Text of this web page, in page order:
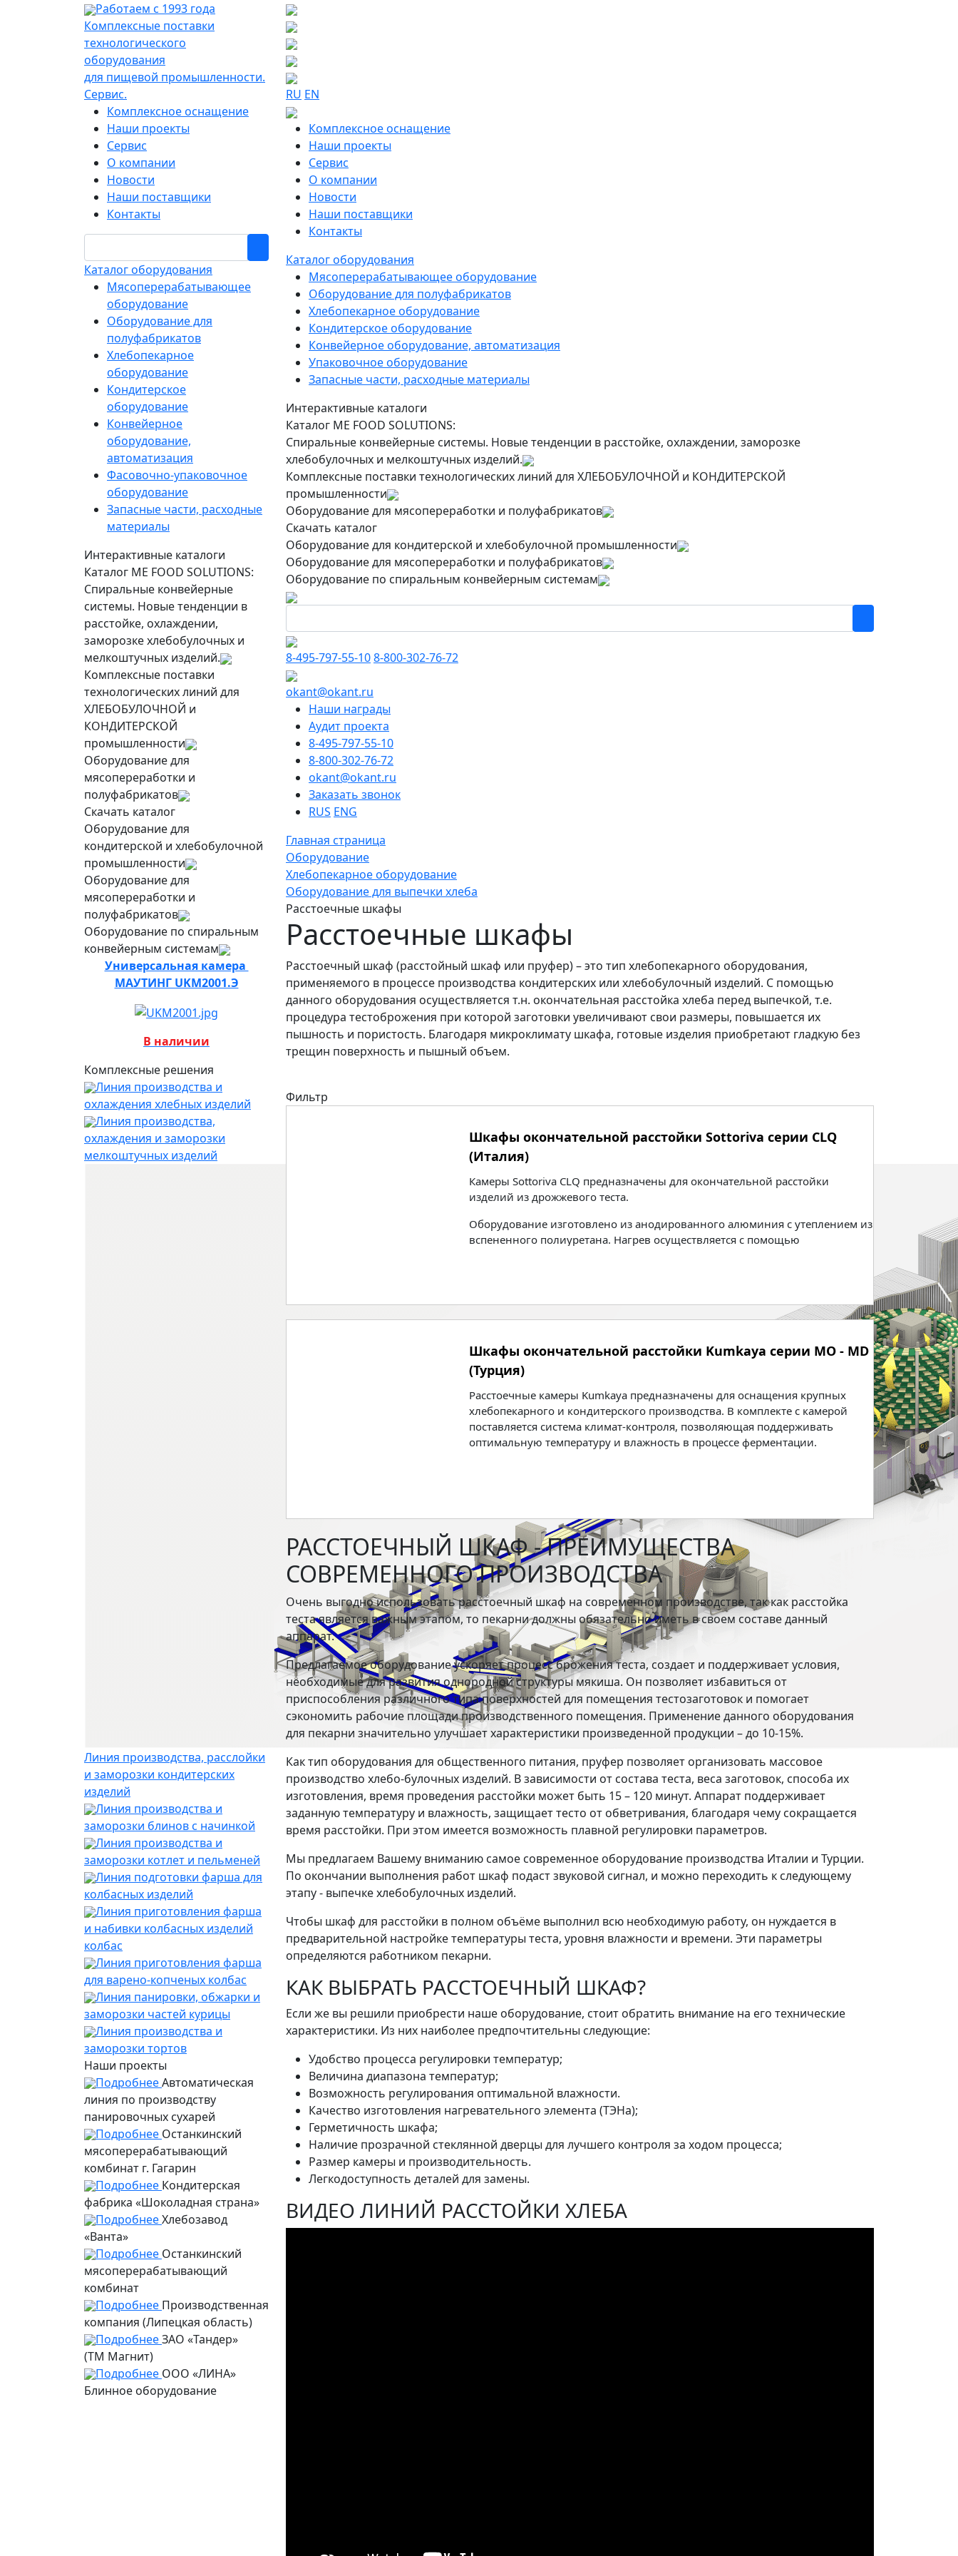
Работаем с 1993 года
Комплексные поставки
технологического
оборудования
для пищевой промышленности.
Сервис.
Комплексное оснащение
Наши проекты
Сервис
О компании
Новости
Наши поставщики
Контакты
Каталог оборудования
Мясоперерабатывающее
оборудование
Оборудование для
полуфабрикатов
Хлебопекарное
оборудование
Кондитерское
оборудование
Конвейерное
оборудование,
автоматизация
Фасовочно-упаковочное
оборудование
Запасные части, расходные
материалы
Интерактивные каталоги
Каталог ME FOOD SOLUTIONS:
Спиральные конвейерные
системы. Новые тенденции в
расстойке, охлаждении,
заморозке хлебобулочных и
мелкоштучных изделий.
Комплексные поставки
технологических линий для
ХЛЕБОБУЛОЧНОЙ и
КОНДИТЕРСКОЙ
промышленности
Оборудование для
мясопереработки и
полуфабрикатов
Скачать каталог
Оборудование для
кондитерской и хлебобулочной
промышленности
Оборудование для
мясопереработки и
полуфабрикатов
Оборудование по спиральным
конвейерным системам
Универсальная камера
МАУТИНГ UKM2001.Э
В наличии
Комплексные решения
Линия производства и
охлаждения хлебных изделий
Линия производства,
охлаждения и заморозки
мелкоштучных изделий
Линия производства, расслойки
и заморозки кондитерских
изделий
Линия производства и
заморозки блинов с начинкой
Линия производства и
заморозки котлет и пельменей
Линия подготовки фарша для
колбасных изделий
Линия приготовления фарша
и набивки колбасных изделий
колбас
Линия приготовления фарша
для варено-копченых колбас
Линия панировки, обжарки и
заморозки частей курицы
Линия производства и
заморозки тортов
Наши проекты
ПодробнееАвтоматическая
линия по производству
панировочных сухарей
Подробнее Останкинский
мясоперерабатывающий
комбинат г. Гагарин
Подробнее Кондитерская
фабрика «Шоколадная страна»
ПодробнееХлебозавод
«Ванта»
Подробнее Останкинский
мясоперерабатывающий
комбинат
Подробнее Производственная
компания (Липецкая область)
ПодробнееЗАО «Тандер»
(ТМ Магнит)
Подробнее ООО «ЛИНА»
Блинное оборудование
RU EN
Комплексное оснащение
Наши проекты
Сервис
О компании
Новости
Наши поставщики
Контакты
Каталог оборудования
Мясоперерабатывающее оборудование
Оборудование для полуфабрикатов
Хлебопекарное оборудование
Кондитерское оборудование
Конвейерное оборудование, автоматизация
Упаковочное оборудование
Запасные части, расходные материалы
Интерактивные каталоги
Каталог ME FOOD SOLUTIONS:
Спиральные конвейерные системы. Новые тенденции в расстойке, охлаждении, заморозке
хлебобулочных и мелкоштучных изделий.
Комплексные поставки технологических линий для ХЛЕБОБУЛОЧНОЙ и КОНДИТЕРСКОЙ
промышленности
Оборудование для мясопереработки и полуфабрикатов
Скачать каталог
Оборудование для кондитерской и хлебобулочной промышленности
Оборудование для мясопереработки и полуфабрикатов
Оборудование по спиральным конвейерным системам
8-495-797-55-108-800-302-76-72
okant@okant.ru
Наши награды
Аудит проекта
8-495-797-55-10
8-800-302-76-72
okant@okant.ru
Заказать звонок
RUS ENG
Главная страница
Оборудование
Хлебопекарное оборудование
Оборудование для выпечки хлеба
Расстоечные шкафы
Расстоечные шкафы
Расстоечный шкаф (расстойный шкаф или пруфер) – это тип хлебопекарного оборудования,
применяемого в процессе производства кондитерских или хлебобулочный изделий. С помощью
данного оборудования осуществляется т.н. окончательная расстойка хлеба перед выпечкой, т.е.
процедура тестоброжения при которой заготовки увеличивают свои размеры, повышается их
пышность и пористость. Благодаря микроклимату шкафа, готовые изделия приобретают гладкую без
трещин поверхность и пышный объем.
Фильтр
Шкафы окончательной расстойки Sottoriva серии CLQ
(Италия)
Камеры Sottoriva CLQ предназначены для окончательной расстойки
изделий из дрожжевого теста.
Оборудование изготовлено из анодированного алюминия с утеплением из
вспененного полиуретана. Нагрев осуществляется с помощью
Шкафы окончательной расстойки Kumkaya серии MO - MD
(Турция)
Расстоечные камеры Kumkaya предназначены для оснащения крупных
хлебопекарного и кондитерского производства. В комплекте с камерой
поставляется система климат-контроля, позволяющая поддерживать
оптимальную температуру и влажность в процессе ферментации.
РАССТОЕЧНЫЙ ШКАФ - ПРЕИМУЩЕСТВА
СОВРЕМЕННОГО ПРОИЗВОДСТВА
Очень выгодно использовать расстоечный шкаф на современном производстве, так как расстойка
теста является важным этапом, то пекарни должны обязательно иметь в своем составе данный
аппарат.
Предлагаемое оборудование ускоряет процесс брожения теста, создает и поддерживает условия,
необходимые для развития однородной структуры мякиша. Он позволяет избавиться от
приспособления различного типа поверхностей для помещения тестозаготовок и помогает
сэкономить рабочие площади производственного помещения. Применение данного оборудования
для пекарни значительно улучшает характеристики произведенной продукции – до 10-15%.
Как тип оборудования для общественного питания, пруфер позволяет организовать массовое
производство хлебо-булочных изделий. В зависимости от состава теста, веса заготовок, способа их
изготовления, время проведения расстойки может быть 15 – 120 минут. Аппарат поддерживает
заданную температуру и влажность, защищает тесто от обветривания, благодаря чему сокращается
время расстойки. При этом имеется возможность плавной регулировки параметров.
Мы предлагаем Вашему вниманию самое современное оборудование производства Италии и Турции.
По окончании выполнения работ шкаф подаст звуковой сигнал, и можно переходить к следующему
этапу - выпечке хлебобулочных изделий.
Чтобы шкаф для расстойки в полном объёме выполнил всю необходимую работу, он нуждается в
предварительной настройке температуры теста, уровня влажности и времени. Эти параметры
определяются работником пекарни.
КАК ВЫБРАТЬ РАССТОЕЧНЫЙ ШКАФ?
Если же вы решили приобрести наше оборудование, стоит обратить внимание на его технические
характеристики. Из них наиболее предпочтительны следующие:
Удобство процесса регулировки температур;
Величина диапазона температур;
Возможность регулирования оптимальной влажности.
Качество изготовления нагревательного элемента (ТЭНа);
Герметичность шкафа;
Наличие прозрачной стеклянной дверцы для лучшего контроля за ходом процесса;
Размер камеры и производительность.
Легкодоступность деталей для замены.
ВИДЕО ЛИНИЙ РАССТОЙКИ ХЛЕБА